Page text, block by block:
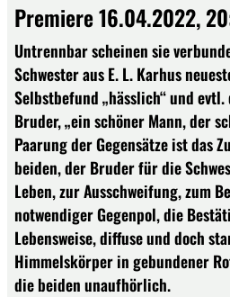
Premiere 16.04.2022,
Untrennbar scheinen sie
Schwester aus E. L. Karhus
Selbstbefund „hässlich“ und
Bruder, „ein schöner Mann, der
Paarung der Gegensätze ist das
beiden, der Bruder für die
Leben, zur Ausschweifung, zum
notwendiger Gegenpol, die
Lebensweise, diffuse und doch
Himmelskörper in gebundener
die beiden unaufhörlich.